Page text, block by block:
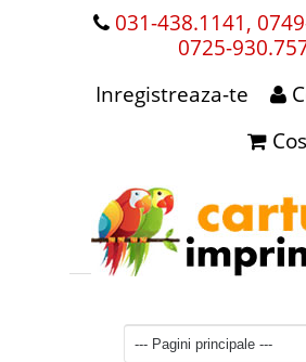
031-438.1141,
0725-
Inregistreaza-te